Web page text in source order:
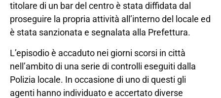
titolare di un bar del centro è stata diffidata dal
proseguire la propria attività all’interno del locale ed
è stata sanzionata e segnalata alla Prefettura.
L’episodio è accaduto nei giorni scorsi in città
nell’ambito di una serie di controlli eseguiti dalla
Polizia locale. In occasione di uno di questi gli
agenti hanno individuato e accertato diverse